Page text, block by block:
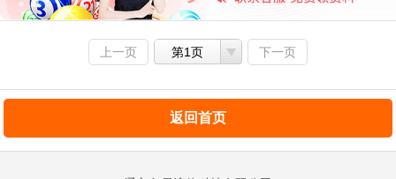
上一页 第1页 下一页
返回首页